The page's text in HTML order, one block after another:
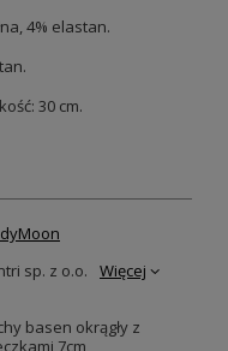
4% elastan.
30 cm.
sp. z o.o. Więcej
basen okrągły z
7cm